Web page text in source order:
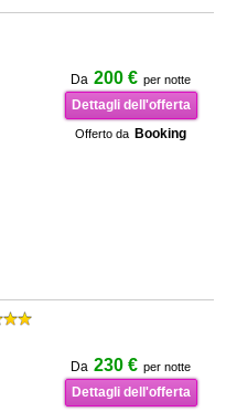
Da 200 € per notte
Dettagli dell'offerta
Offerto da Booking
Da 230 € per notte
Dettagli dell'offerta